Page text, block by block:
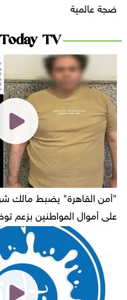
ضجة عالمية
TV
"أمن القاهرة" يضبط مالك
على أموال المواطنين بزعم